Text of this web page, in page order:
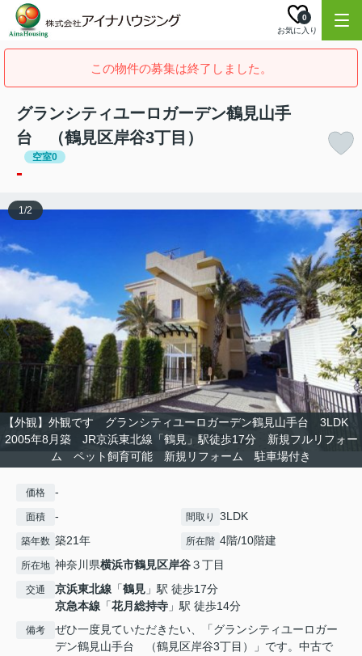
お気に入り
0
この物件の募集は終了しました。
グランシティユーロガーデン鶴見山手
台 （鶴見区岸谷3丁目）
空室0
-
【外観】外観です グランシティユーロガーデン鶴見山手台 3LDK
2005年8月築 JR京浜東北線「鶴見」駅徒歩17分 新規フルリフォー
ム ペット飼育可能 新規リフォーム 駐車場付き
1/2
価格 -
面積 - 間取り 3LDK
築年数 築21年 所在階 4階/10階建
所在地 神奈川県横浜市鶴見区岸谷３丁目
交通 京浜東北線 「鶴見 」駅 徒歩17分
京急本線 「花月総持寺 」駅 徒歩14分
備考
ぜひ一度見ていただきたい、「グランシティユーロガー
デン鶴見山手台 （鶴見区岸谷3丁目）」です。中古で